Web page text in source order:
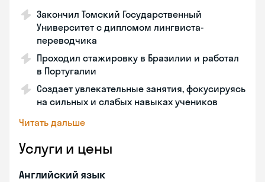
Закончил Томский Государственный
Университет с дипломом лингвиста-
переводчика
Проходил стажировку в Бразилии и работал
в Португалии
Создает увлекательные занятия, фокусируясь
на сильных и слабых навыках учеников
Читать дальше
Услуги и цены
Английский язык